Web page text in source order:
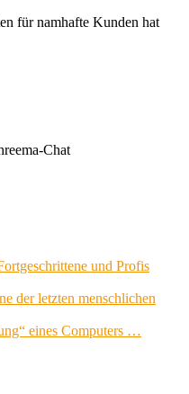
für namhafte Kunden hat
Chat
und Profis
der letzten menschlichen
eines Computers …